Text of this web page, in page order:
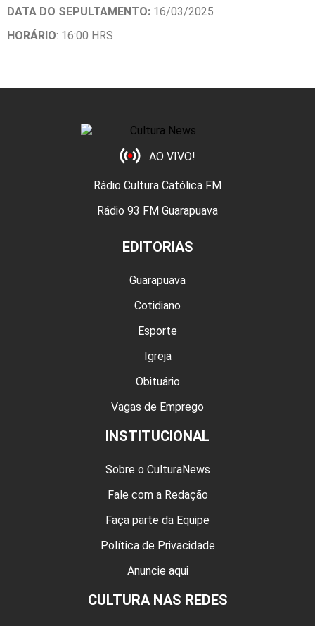
DATA DO SEPULTAMENTO: 16/03/2025
HORÁRIO: 16:00 HRS
AO VIVO!
Rádio Cultura Católica FM
Rádio 93 FM Guarapuava
EDITORIAS
Guarapuava
Cotidiano
Esporte
Igreja
Obituário
Vagas de Emprego
INSTITUCIONAL
Sobre o CulturaNews
Fale com a Redação
Faça parte da Equipe
Política de Privacidade
Anuncie aqui
CULTURA NAS REDES